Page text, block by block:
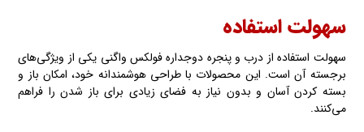
سهولت استفاده
سهولت استفاده از درب و پنجره دوجداره فولکس واگنی یکی از ویژگی‌های
برجسته آن است. این محصولات با طراحی هوشمندانه خود، امکان باز و
بسته کردن آسان و بدون نیاز به فضای زیادی برای باز شدن را فراهم
می‌کنند.